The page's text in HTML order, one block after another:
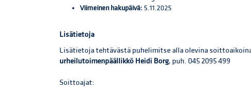
Viimeinen hakupäivä: 5.11.2025
Lisätietoja
Lisätietoja tehtävästä puhelimitse alla olevina
urheilutoimenpäällikkö Heidi Borg, puh. 045 2095 499
Soittoajat: